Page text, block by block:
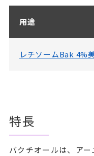
用途
レチソームBak 4%
特長
バクチオールは、ア